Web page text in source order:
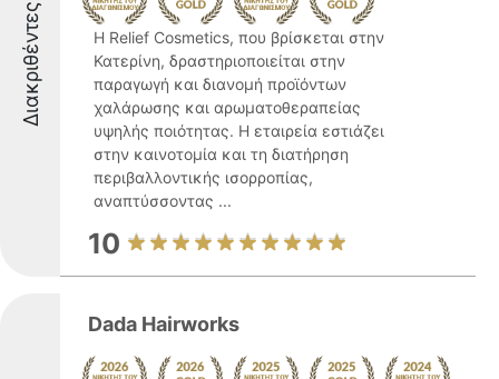
Διακριθέντες
Η Relief Cosmetics, που βρίσκεται στην
Κατερίνη, δραστηριοποιείται στην
παραγωγή και διανομή προϊόντων
χαλάρωσης και αρωματοθεραπείας
υψηλής ποιότητας. Η εταιρεία εστιάζει
στην καινοτομία και τη διατήρηση
περιβαλλοντικής ισορροπίας,
αναπτύσσοντας ...
10
Dada Hairworks